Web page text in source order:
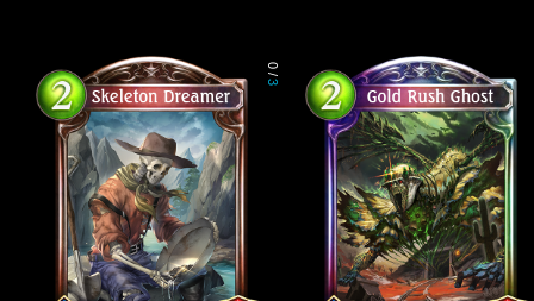
0
/
3